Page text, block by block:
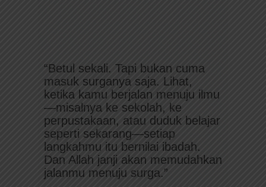
“Betul sekali. Tapi bukan cuma
masuk surganya saja. Lihat,
ketika kamu berjalan menuju ilmu
—misalnya ke sekolah, ke
perpustakaan, atau duduk belajar
seperti sekarang—setiap
langkahmu itu bernilai ibadah.
Dan Allah janji akan memudahkan
jalanmu menuju surga.”